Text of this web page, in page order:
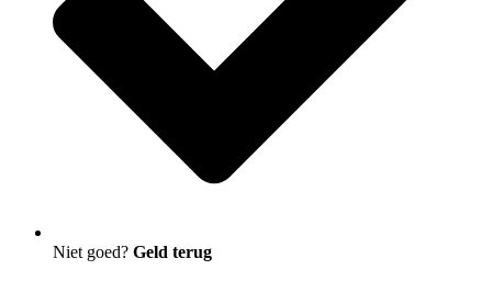
Niet goed? Geld terug